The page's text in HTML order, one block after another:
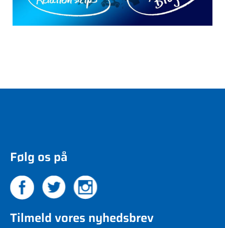
Følg os på
Tilmeld vores nyhedsbrev